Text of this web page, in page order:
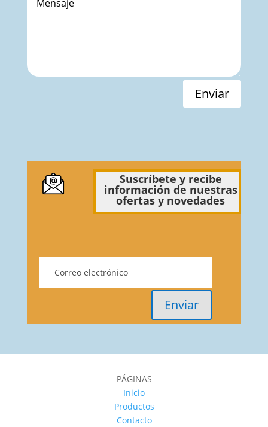
Enviar
Suscríbete y recibe
información de nuestras
ofertas y novedades
Enviar
PÁGINAS
Inicio
Productos
Contacto